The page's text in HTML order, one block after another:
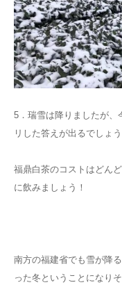
5．瑞雪は降りましたが、
リした答えが出るでしょう
福鼎白茶のコストはどん
に飲みましょう！
南方の福建省でも雪が降
った冬ということになりそ